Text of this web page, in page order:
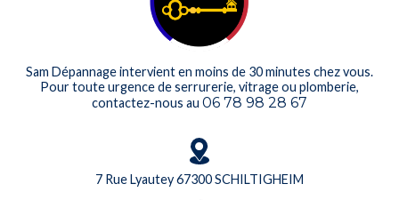
Sam Dépannage intervient en moins de 30 minutes chez vous.
Pour toute urgence de serrurerie, vitrage ou plomberie,
contactez-nous au 06 78 98 28 67
7 Rue Lyautey 67300 SCHILTIGHEIM